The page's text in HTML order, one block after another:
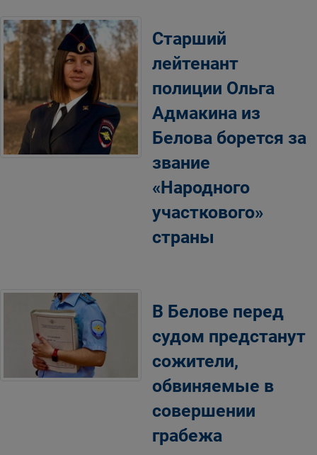
Старший
лейтенант
полиции Ольга
Адмакина из
Белова борется за
звание
«Народного
участкового»
страны
В Белове перед
судом предстанут
сожители,
обвиняемые в
совершении
грабежа